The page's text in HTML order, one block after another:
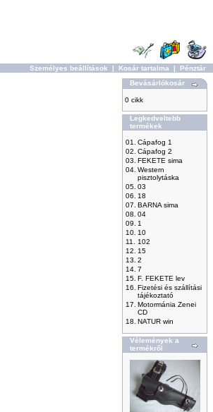
Személyes beállítások | Kosár tartalma | Pénztár
Bevásárlókosár
0 cikk
Legkedveltebb
termékek
01.
Cápafog 1
02. Cápafog 2
03. FEKETE sima
04. Western
pisztolytáska
05. 03
06.
18
07. BARNA sima
08. 04
09.
1
10. 10
11.
102
12.
15
13. 2
14. 7
15. F. FEKETE lev
16. Fizetési és szállítási
tájékoztató
17. Motormánia Zenei
CD
18. NATUR win
Vélemények a
termékről